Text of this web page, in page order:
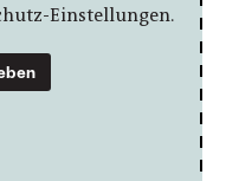
Einstellungen.